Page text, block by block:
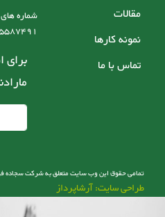
مقالات
نمونه کارها
تماس با ما
شماره
برای
تمامی حقوق این وب سایت متعلق به شرکت
طراحی سایت: آرشاپرداز